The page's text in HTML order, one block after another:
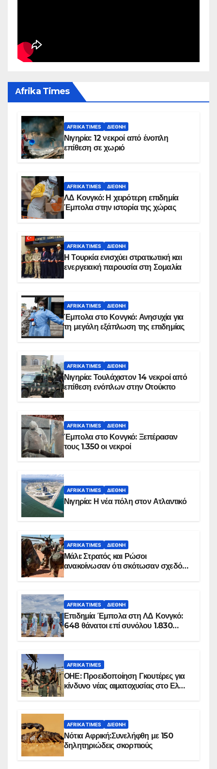
Αfrika Times
AFRIKA TIMES ΔΙΕΘΝΉ
Νιγηρία: 12 νεκροί από ένοπλη
επίθεση σε χωριό
AFRIKA TIMES ΔΙΕΘΝΉ
ΛΔ Κονγκό: Η χειρότερη επιδημία
Έμπολα στην ιστορία της χώρας
AFRIKA TIMES ΔΙΕΘΝΉ
Η Τουρκία ενισχύει στρατιωτική και
ενεργειακή παρουσία στη Σομαλία
AFRIKA TIMES ΔΙΕΘΝΉ
Έμπολα στο Κονγκό: Ανησυχία για
τη μεγάλη εξάπλωση της επιδημίας
AFRIKA TIMES ΔΙΕΘΝΉ
Νιγηρία: Τουλάχιστον 14 νεκροί από
επίθεση ενόπλων στην Οτούκπο
AFRIKA TIMES ΔΙΕΘΝΉ
Έμπολα στο Κονγκό: Ξεπέρασαν
τους 1.350 οι νεκροί
AFRIKA TIMES ΔΙΕΘΝΉ
Νιγηρία: Η νέα πόλη στον Ατλαντικό
AFRIKA TIMES ΔΙΕΘΝΉ
Μάλι: Στρατός και Ρώσοι
ανακοίνωσαν ότι σκότωσαν σχεδόν
AFRIKA TIMES ΔΙΕΘΝΉ
Επιδημία Έμπολα στη ΛΔ Κονγκό:
648 θάνατοι επί συνόλου 1.830
AFRIKA TIMES
ΟΗΕ: Προειδοποίηση Γκουτέρες για
κίνδυνο νέας αιματοχυσίας στο Ελ
AFRIKA TIMES ΔΙΕΘΝΉ
Νότια Αφρική:Συνελήφθη με 150
δηλητηριώδεις σκορπιούς